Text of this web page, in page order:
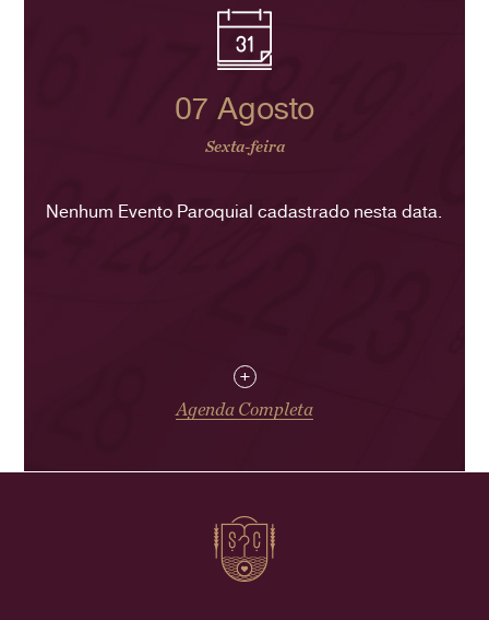
07 Agosto
Sexta-feira
Nenhum Evento Paroquial cadastrado nesta data.
+
Agenda Completa